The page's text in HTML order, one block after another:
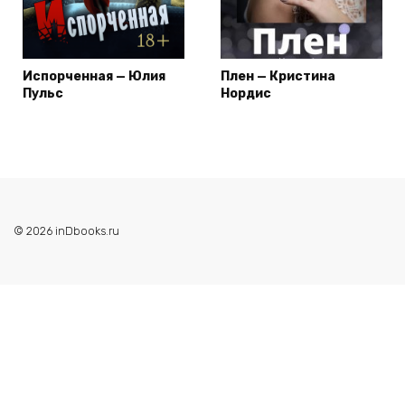
Испорченная — Юлия
Пульс
Плен — Кристина
Нордис
© 2026 inDbooks.ru